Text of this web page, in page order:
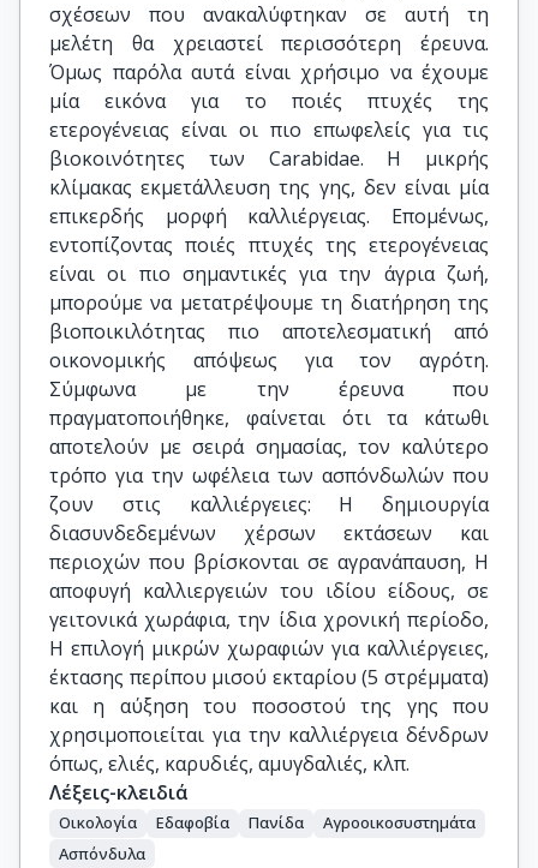
σχέσεων που ανακαλύφτηκαν σε αυτή τη
μελέτη θα χρειαστεί περισσότερη έρευνα.
Όμως παρόλα αυτά είναι χρήσιμο να έχουμε
μία εικόνα για το ποιές πτυχές της
ετερογένειας είναι οι πιο επωφελείς για τις
βιοκοινότητες των Carabidae. Η μικρής
κλίμακας εκμετάλλευση της γης, δεν είναι μία
επικερδής μορφή καλλιέργειας. Επομένως,
εντοπίζοντας ποιές πτυχές της ετερογένειας
είναι οι πιο σημαντικές για την άγρια ζωή,
μπορούμε να μετατρέψουμε τη διατήρηση της
βιοποικιλότητας πιο αποτελεσματική από
οικονομικής απόψεως για τον αγρότη.
Σύμφωνα με την έρευνα που
πραγματοποιήθηκε, φαίνεται ότι τα κάτωθι
αποτελούν με σειρά σημασίας, τον καλύτερο
τρόπο για την ωφέλεια των ασπόνδωλών που
ζουν στις καλλιέργειες: H δημιουργία
διασυνδεδεμένων χέρσων εκτάσεων και
περιοχών που βρίσκονται σε αγρανάπαυση, Η
αποφυγή καλλιεργειών του ιδίου είδους, σε
γειτονικά χωράφια, την ίδια χρονική περίοδο,
Η επιλογή μικρών χωραφιών για καλλιέργειες,
έκτασης περίπου μισού εκταρίου (5 στρέμματα)
και η αύξηση του ποσοστού της γης που
χρησιμοποιείται για την καλλιέργεια δένδρων
όπως, ελιές, καρυδιές, αμυγδαλιές, κλπ.
Λέξεις-κλειδιά
Οικολογία Εδαφοβία Πανίδα
Αγροοικοσυστημάτα
Ασπόνδυλα